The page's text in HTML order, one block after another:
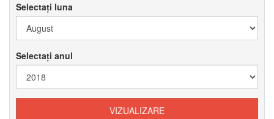
Selectați luna
Selectați anul